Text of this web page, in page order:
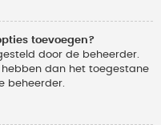
toevoegen?
door de beheerder.
dan het toegestane
beheerder.